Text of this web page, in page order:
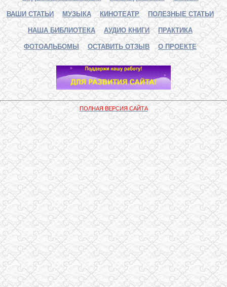
ВАШИ СТАТЬИ МУЗЫКА КИНОТЕАТР ПОЛЕЗНЫЕ СТАТЬИ
НАША БИБЛИОТЕКА АУДИО КНИГИ ПРАКТИКА
ФОТОАЛЬБОМЫ ОСТАВИТЬ ОТЗЫВ О ПРОЕКТЕ
ПОЛНАЯ ВЕРСИЯ САЙТА